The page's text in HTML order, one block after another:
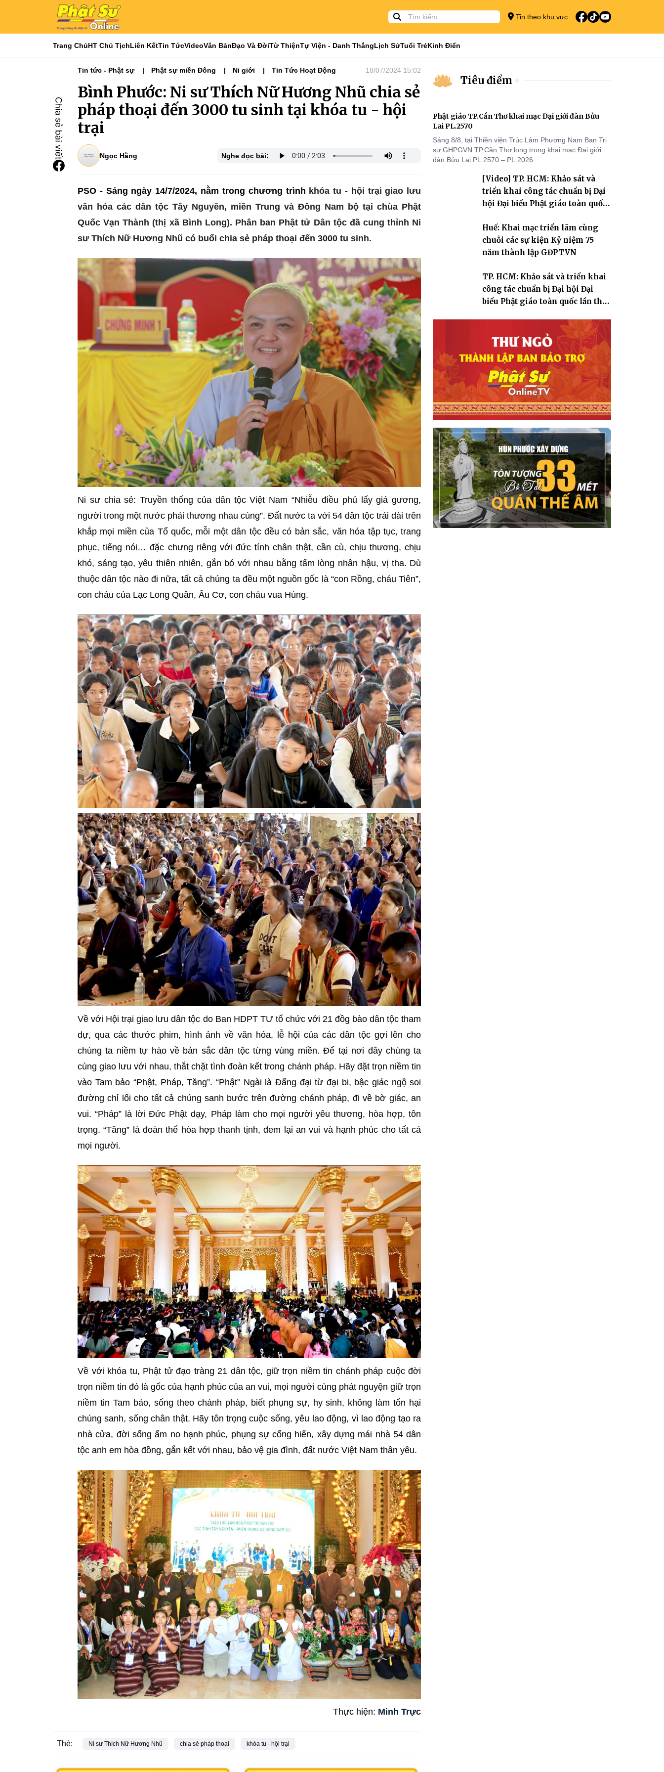
Tin theo khu vực
Trang ChủHT Chủ TịchLiên KếtTin TứcVideoVăn BảnĐạo Và ĐờiTừ ThiệnTự Viện - Danh ThắngLịch SửTuổi TrẻKinh Điển
Tin tức - Phật sự Phật sự miền Đông Ni giới Tin Tức Hoạt Động 18/07/2024 15:02
Bình Phước: Ni sư Thích Nữ Hương Nhũ chia sẻ
pháp thoại đến 3000 tu sinh tại khóa tu - hội
trại
Ngọc Hằng Nghe đọc bài:
PSO - Sáng ngày 14/7/2024, nằm trong chương trình khóa tu - hội trại giao lưu
văn hóa các dân tộc Tây Nguyên, miền Trung và Đông Nam bộ tại chùa Phật
Quốc Vạn Thành (thị xã Bình Long). Phân ban Phật tử Dân tộc đã cung thỉnh Ni
sư Thích Nữ Hương Nhũ có buổi chia sẻ pháp thoại đến 3000 tu sinh.
Ni sư chia sẻ: Truyền thống của dân tộc Việt Nam “Nhiễu điều phủ lấy giá gương,
người trong một nước phải thương nhau cùng”. Đất nước ta với 54 dân tộc trải dài trên
khắp mọi miền của Tổ quốc, mỗi một dân tộc đều có bản sắc, văn hóa tập tục, trang
phục, tiếng nói… đặc chưng riêng với đức tính chân thật, cần cù, chịu thương, chịu
khó, sáng tạo, yêu thiên nhiên, gắn bó với nhau bằng tấm lòng nhân hậu, vị tha. Dù
thuộc dân tộc nào đi nữa, tất cả chúng ta đều một nguồn gốc là “con Rồng, cháu Tiên”,
con cháu của Lạc Long Quân, Âu Cơ, con cháu vua Hùng.
Về với Hội trại giao lưu dân tộc do Ban HDPT TƯ tổ chức với 21 đồg bào dân tộc tham
dự, qua các thước phim, hình ảnh về văn hóa, lễ hội của các dân tộc gợi lên cho
chúng ta niềm tự hào về bản sắc dân tộc từng vùng miền. Để tại nơi đây chúng ta
cùng giao lưu với nhau, thắt chặt tình đoàn kết trong chánh pháp. Hãy đặt trọn niềm tin
vào Tam bảo “Phật, Pháp, Tăng”. “Phật” Ngài là Đấng đại từ đại bi, bậc giác ngộ soi
đường chỉ lối cho tất cả chúng sanh bước trên đường chánh pháp, đi về bờ giác, an
vui. “Pháp” là lời Đức Phật dạy, Pháp làm cho mọi người yêu thương, hòa hợp, tôn
trọng. “Tăng” là đoàn thể hòa hợp thanh tịnh, đem lại an vui và hạnh phúc cho tất cả
mọi người.
Về với khóa tu, Phật tử đạo tràng 21 dân tộc, giữ trọn niềm tin chánh pháp cuộc đời
trọn niềm tin đó là gốc của hạnh phúc của an vui, mọi người cùng phát nguyện giữ trọn
niềm tin Tam bảo, sống theo chánh pháp, biết phụng sự, hy sinh, không làm tổn hại
chúng sanh, sống chân thật. Hãy tôn trọng cuộc sống, yêu lao động, vì lao động tạo ra
nhà cửa, đời sống ấm no hạnh phúc, phụng sự cống hiến, xây dựng mái nhà 54 dân
tộc anh em hòa đồng, gắn kết với nhau, bảo vệ gia đình, đất nước Việt Nam thân yêu.
Thực hiện: Minh Trực
Thẻ: Ni sư Thích Nữ Hương Nhũ chia sẻ pháp thoại khóa tu - hội trại
Tiêu điểm
Phật giáo TP.Cần Thơ khai mạc Đại giới đàn Bửu
Lai PL.2570
Sáng 8/8, tại Thiền viện Trúc Lâm Phương Nam Ban Trị
sự GHPGVN TP.Cần Thơ long trọng khai mạc Đại giới
đàn Bửu Lai PL.2570 – PL.2026.
[Video] TP. HCM: Khảo sát và
triển khai công tác chuẩn bị Đại
hội Đại biểu Phật giáo toàn quốc
Huế: Khai mạc triển lãm cùng
chuỗi các sự kiện Kỷ niệm 75
năm thành lập GĐPTVN
TP. HCM: Khảo sát và triển khai
công tác chuẩn bị Đại hội Đại
biểu Phật giáo toàn quốc lần thứ